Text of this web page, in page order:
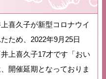
喜久子が新型コロナウイ
ため、2022年9月25日
上喜久子17才です「おい
開催延期となっておりま